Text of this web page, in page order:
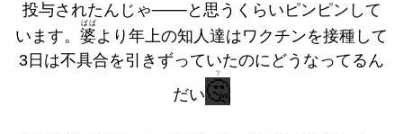
投与されたんじゃ───と思うくらいピンピンして
います。 婆
ばば
より年上の知人達はワクチンを接種して
3日は不具合を引きずっていたのにどうなってるん
だい🤔
❔